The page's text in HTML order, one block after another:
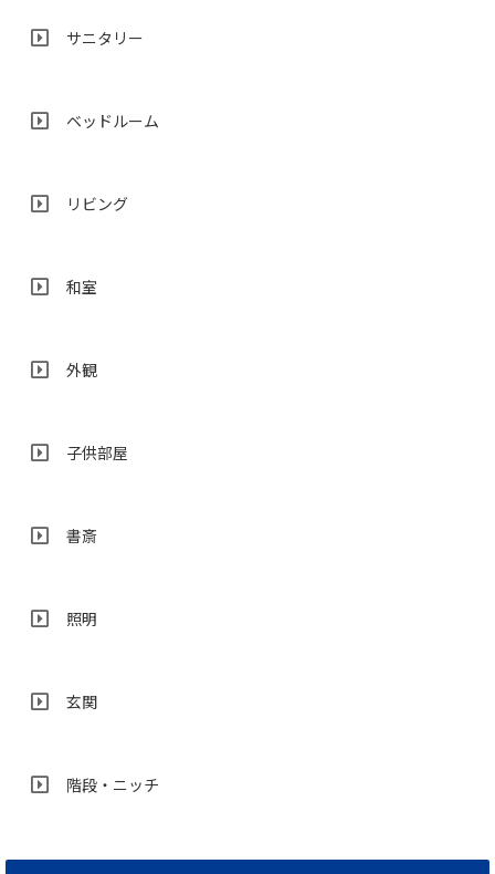
サニタリー
ベッドルーム
リビング
和室
外観
子供部屋
書斎
照明
玄関
階段・ニッチ